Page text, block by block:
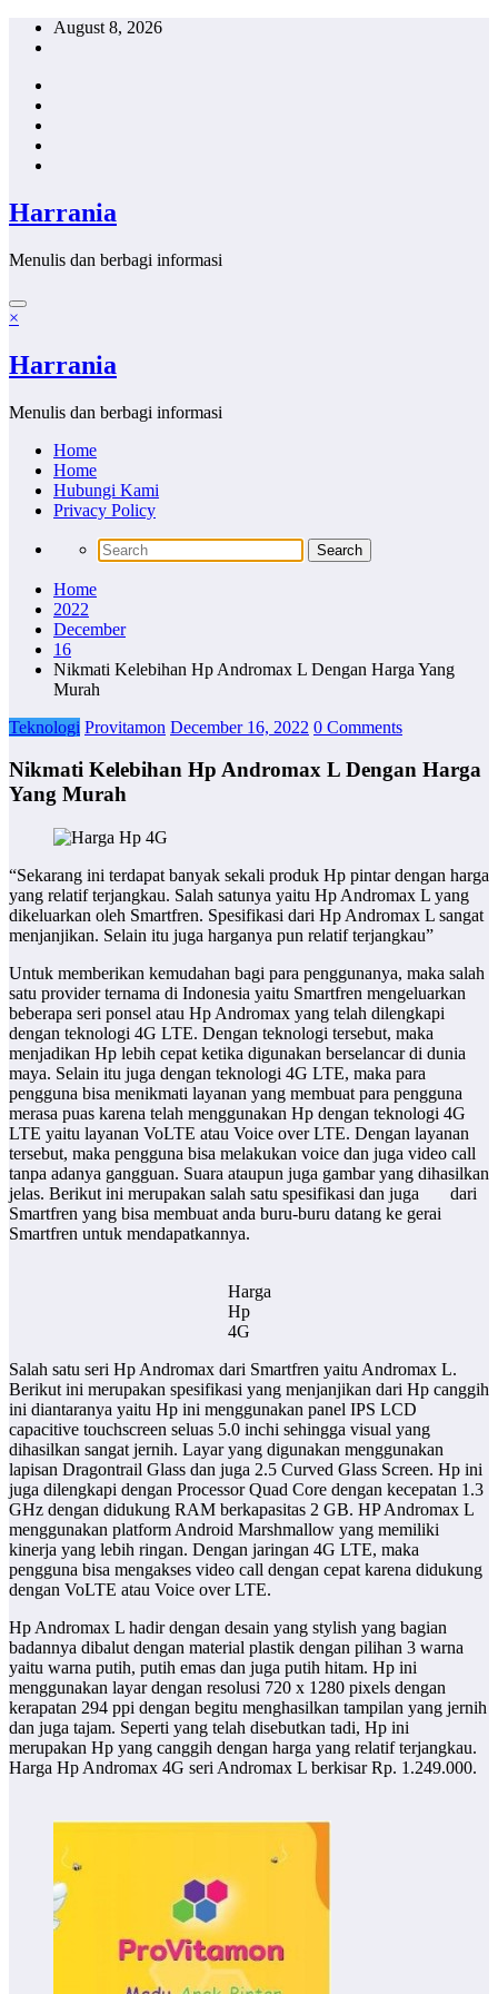
Skip
August 8, 2026
Harrania
Menulis dan berbagi informasi
×
Harrania
Menulis dan berbagi informasi
Home
Home
Hubungi Kami
Privacy Policy
Home
2022
December
16
Nikmati Kelebihan Hp Andromax L Dengan Harga Yang
Murah
Teknologi Provitamon December 16, 2022 0 Comments
Nikmati Kelebihan Hp Andromax L Dengan Harga
Yang Murah
“Sekarang ini terdapat banyak sekali produk Hp pintar dengan harga
yang relatif terjangkau. Salah satunya yaitu Hp Andromax L yang
dikeluarkan oleh Smartfren. Spesifikasi dari Hp Andromax L sangat
menjanjikan. Selain itu juga harganya pun relatif terjangkau”
Untuk memberikan kemudahan bagi para penggunanya, maka salah
satu provider ternama di Indonesia yaitu Smartfren mengeluarkan
beberapa seri ponsel atau Hp Andromax yang telah dilengkapi
dengan teknologi 4G LTE. Dengan teknologi tersebut, maka
menjadikan Hp lebih cepat ketika digunakan berselancar di dunia
maya. Selain itu juga dengan teknologi 4G LTE, maka para
pengguna bisa menikmati layanan yang membuat para pengguna
merasa puas karena telah menggunakan Hp dengan teknologi 4G
LTE yaitu layanan VoLTE atau Voice over LTE. Dengan layanan
tersebut, maka pengguna bisa melakukan voice dan juga video call
tanpa adanya gangguan. Suara ataupun juga gambar yang dihasilkan
jelas. Berikut ini merupakan salah satu spesifikasi dan juga
dari
Smartfren yang bisa membuat anda buru-buru datang ke gerai
Smartfren untuk mendapatkannya.
Harga
Hp
4G
Salah satu seri Hp Andromax dari Smartfren yaitu Andromax L.
Berikut ini merupakan spesifikasi yang menjanjikan dari Hp canggih
ini diantaranya yaitu Hp ini menggunakan panel IPS LCD
capacitive touchscreen seluas 5.0 inchi sehingga visual yang
dihasilkan sangat jernih. Layar yang digunakan menggunakan
lapisan Dragontrail Glass dan juga 2.5 Curved Glass Screen. Hp ini
juga dilengkapi dengan Processor Quad Core dengan kecepatan 1.3
GHz dengan didukung RAM berkapasitas 2 GB. HP Andromax L
menggunakan platform Android Marshmallow yang memiliki
kinerja yang lebih ringan. Dengan jaringan 4G LTE, maka
pengguna bisa mengakses video call dengan cepat karena didukung
dengan VoLTE atau Voice over LTE.
Hp Andromax L hadir dengan desain yang stylish yang bagian
badannya dibalut dengan material plastik dengan pilihan 3 warna
yaitu warna putih, putih emas dan juga putih hitam. Hp ini
menggunakan layar dengan resolusi 720 x 1280 pixels dengan
kerapatan 294 ppi dengan begitu menghasilkan tampilan yang jernih
dan juga tajam. Seperti yang telah disebutkan tadi, Hp ini
merupakan Hp yang canggih dengan harga yang relatif terjangkau.
Harga Hp Andromax 4G seri Andromax L berkisar Rp. 1.249.000.